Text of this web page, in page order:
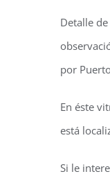
Detalle
por
En éste
está
Si le